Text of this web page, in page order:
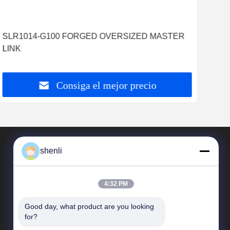
SLR1014-G100 FORGED OVERSIZED MASTER
LINK
Consiga el mejor precio
shenli
4:32 PM
Good day, what product are you looking
for?